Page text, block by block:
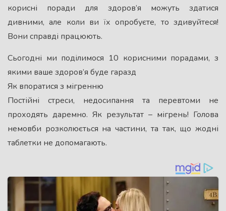
корисні поради для здоров’я можуть здатися
дивними, але коли ви їх опробуєте, то здивуйтеся!
Вони справді працюють.
Сьогодні ми поділимося 10 корисними порадами, з
якими ваше здоров’я буде гаразд
Як впоратися з мігренню
Постійні стреси, недосипання та перевтоми не
проходять даремно. Як результат – мігрень! Голова
немовби розколюється на частини, та так, що жодні
таблетки не допомагають.